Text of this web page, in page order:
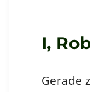
I,
Gerade